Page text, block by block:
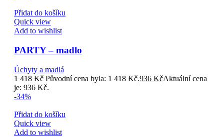
Přidat do košíku
Quick view
Add to wishlist
PARTY – madlo
Úchyty a madlá
1 418Kč Původní cena byla: 1 418 Kč.936 KčAktuální cena
je: 936 Kč.
-34%
Přidat do košíku
Quick view
Add to wishlist